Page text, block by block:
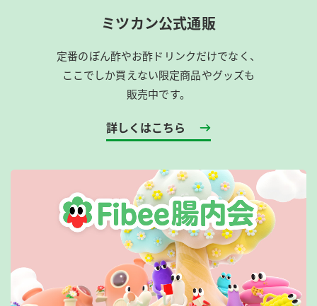
ミツカン公式通販
定番のぽん酢やお酢ドリンクだけでなく、
ここでしか買えない限定商品やグッズも
販売中です。
詳しくはこちら